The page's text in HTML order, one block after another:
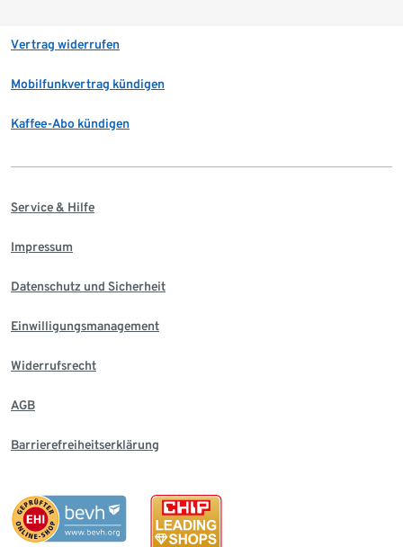
Vertrag widerrufen
Mobilfunkvertrag kündigen
Kaffee-Abo kündigen
Service & Hilfe
Impressum
Datenschutz und Sicherheit
Einwilligungsmanagement
Widerrufsrecht
AGB
Barrierefreiheitserklärung